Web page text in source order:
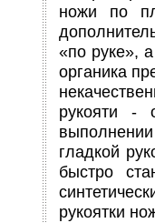
ножи по
«по руке»,
органика
рукояти -
гладкой
быстро
рукоятки